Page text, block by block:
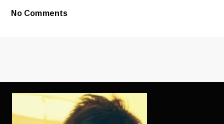
No Comments